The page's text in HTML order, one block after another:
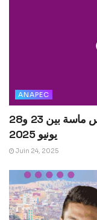
ANAPEC
قافلة أجي تخدم تصل إلى مدن سوس ماسة بين 23 و28
يونيو 2025
Juin 24, 2025